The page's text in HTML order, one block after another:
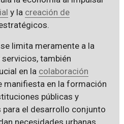
y la creación de
limita meramente a la
también
en la colaboración
manifiesta en la formación
públicas y
el desarrollo conjunto
necesidades urbanas